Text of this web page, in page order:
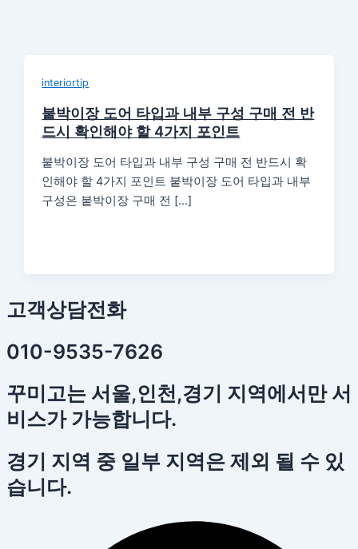
interiortip
붙박이장 도어 타입과 내부 구성 구매 전 반
드시 확인해야 할 4가지 포인트
붙박이장 도어 타입과 내부 구성 구매 전 반드시 확
인해야 할 4가지 포인트 붙박이장 도어 타입과 내부
구성은 붙박이장 구매 전 […]
고객상담전화
010-9535-7626
꾸미고는 서울,인천,경기 지역에서만 서
비스가 가능합니다.
경기 지역 중 일부 지역은 제외 될 수 있
습니다.